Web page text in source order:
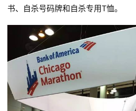
书、自杀号码牌和自杀专用T恤。